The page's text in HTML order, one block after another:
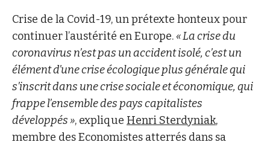
Crise de la Covid-19, un prétexte honteux pour
continuer l’austérité en Europe. « La crise du
coronavirus n’est pas un accident isolé, c’est un
élément d’une crise écologique plus générale qui
s’inscrit dans une crise sociale et économique, qui
frappe l’ensemble des pays capitalistes
développés », explique Henri Sterdyniak,
membre des Economistes atterrés dans sa